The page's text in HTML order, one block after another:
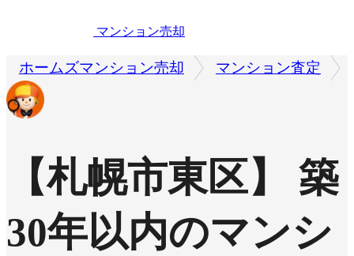
マンション売却
ホームズマンション売却 マンション査定
【札幌市東区】 築
30年以内のマンシ